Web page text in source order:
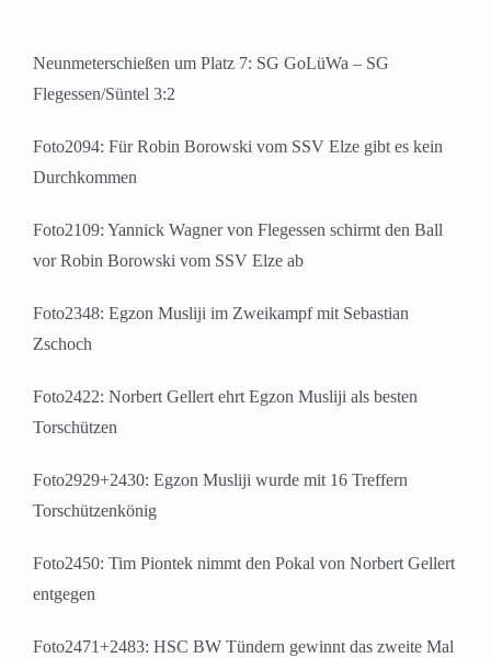
Neunmeterschießen um Platz 7: SG GoLüWa – SG
Flegessen/Süntel 3:2
Foto2094: Für Robin Borowski vom SSV Elze gibt es kein
Durchkommen
Foto2109: Yannick Wagner von Flegessen schirmt den Ball
vor Robin Borowski vom SSV Elze ab
Foto2348: Egzon Musliji im Zweikampf mit Sebastian
Zschoch
Foto2422: Norbert Gellert ehrt Egzon Musliji als besten
Torschützen
Foto2929+2430: Egzon Musliji wurde mit 16 Treffern
Torschützenkönig
Foto2450: Tim Piontek nimmt den Pokal von Norbert Gellert
entgegen
Foto2471+2483: HSC BW Tündern gewinnt das zweite Mal